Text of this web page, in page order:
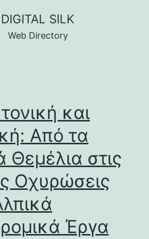
DIGITAL SILK
Web Directory
και
Από τα
Θεμέλια στις
Οχυρώσεις
Έργα